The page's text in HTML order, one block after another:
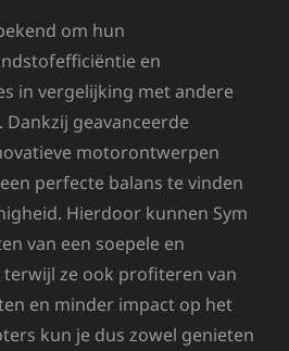
om hun
en
in vergelijking met andere
geavanceerde
motorontwerpen
perfecte balans te vinden
Hierdoor kunnen Sym
van een soepele en
ze ook profiteren van
en minder impact op het
kun je dus zowel genieten